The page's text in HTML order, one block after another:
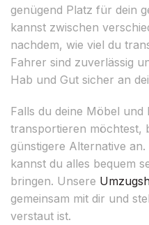
genügend Platz für dein
kannst zwischen
nachdem, wie viel du
Fahrer sind zuverlässig
Hab und Gut sicher an
Falls du deine Möbel
transportieren möchtest,
günstigere Alternative
kannst du alles bequem
bringen. Unsere
gemeinsam mit dir und
verstaut ist.